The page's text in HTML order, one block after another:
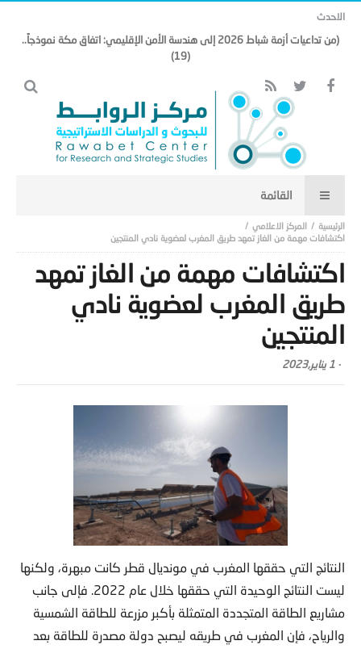
الاحدث
(من تداعيات أزمة شباط 2026 إلى هندسة الأمن الإقليمي: اتفاق مكة نموذجاً..
(19)
المركز الاعلامي
اكتشافات مهمة من الغاز تمهد طريق المغرب لعضوية نادي المنتجين
اكتشافات مهمة من الغاز تمهد
طريق المغرب لعضوية نادي
المنتجين
- 1 يناير,2023
النتائج التي حققها المغرب في مونديال قطر كانت مبهرة، ولكنها
ليست النتائج الوحيدة التي حققها خلال عام 2022. فإلى جانب
مشاريع الطاقة المتجددة المتمثلة بأكبر مزرعة للطاقة الشمسية
والرياح، فإن المغرب في طريقه ليصبح دولة مصدرة للطاقة بعد